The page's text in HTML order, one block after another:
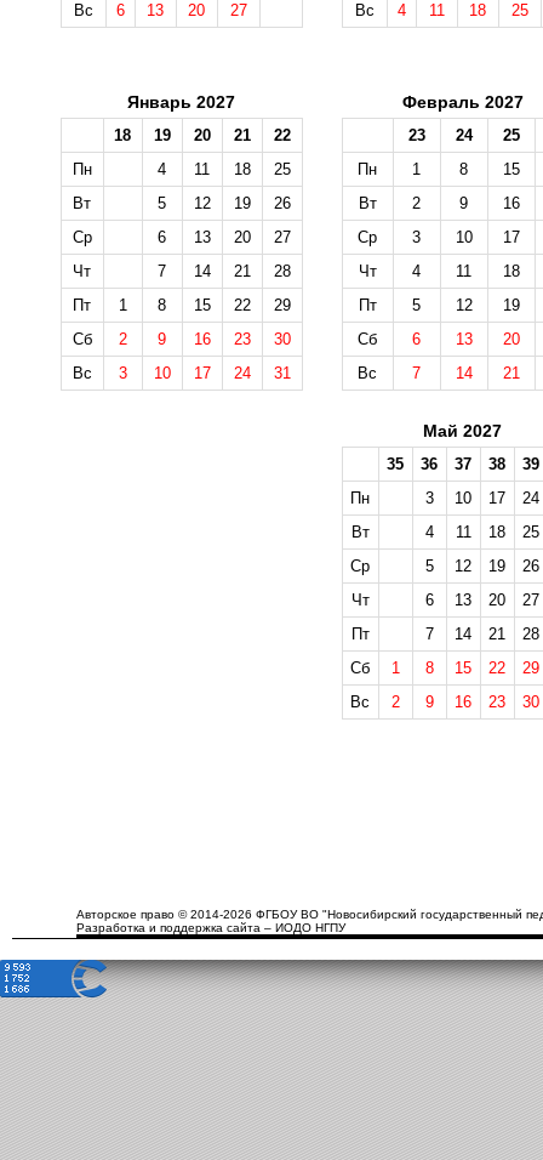
Вс
6 13 20 27
Вс
4 11 18 25
Январь 2027
18 19 20 21
22
Пн
4 11 18
25
Вт
5 12 19
26
Ср
6 13 20
27
Чт
7 14 21
28
Пт
1 8 15 22
29
Сб
2 9 16 23
30
Вс
3 10 17 24 31
Февраль 2027
23 24
25
Пн
1 8
15
Вт
2 9
16
Ср
3 10
17
Чт
4 11
18
Пт
5 12
19
Сб
6 13
20
Вс
7 14 21
Май 2027
35 36 37 38
39
Пн
3 10 17
24
Вт
4 11 18
25
Ср
5 12 19
26
Чт
6 13 20
27
Пт
7 14 21
28
Сб
1 8 15 22
29
Вс
2 9 16 23 30
Авторское право © 2014-2026 ФГБОУ ВО "Новосибирский государственный
Разработка и поддержка сайта – ИОДО НГПУ